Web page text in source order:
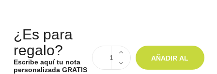
¿Es para
regalo?
Escribe aquí tu nota
personalizada GRATIS
AÑADIR AL